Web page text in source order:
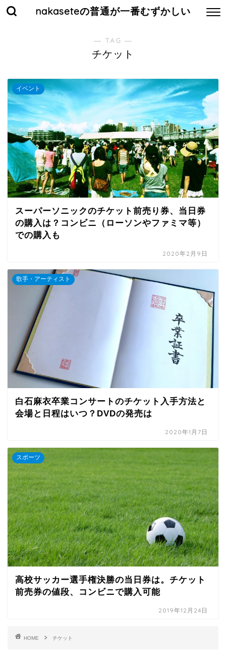
nakaseteの普通が一番むずかしい
― TAG ―
チケット
イベント
スーパーソニックのチケット前売り券、当日券
の購入は？コンビニ（ローソンやファミマ等）
での購入も
2020年2月9日
歌手・アーティスト
白石麻衣卒業コンサートのチケット入手方法と
会場と日程はいつ？DVDの発売は
2020年1月7日
スポーツ
高校サッカー選手権決勝の当日券は。チケット
前売券の値段、コンビニで購入可能
2019年12月24日
HOME チケット